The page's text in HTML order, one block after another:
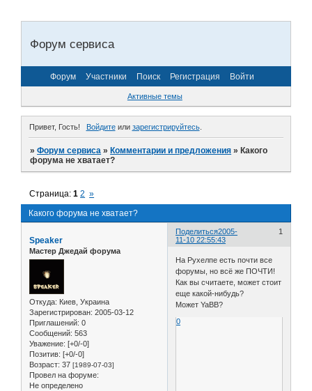
Форум сервиса
Форум Участники Поиск Регистрация Войти
Активные темы
Привет, Гость! Войдитеили зарегистрируйтесь.
»Форум сервиса »Комментарии и предложения »Какого
форума не хватает?
Какого форума не хватает?
Страница:1 2 »
Поделиться 1
2005-
11-10 22:55:43
Speaker
Мастер Джедай форума
Откуда: Киев, Украина
Зарегистрирован: 2005-03-12
Приглашений: 0
Сообщений: 563
Уважение: [+0/-0]
Позитив: [+0/-0]
Возраст: 37 [1989-07-03]
Провел на форуме:
Не определено
На Рухелпе есть почти все
форумы, но всё же ПОЧТИ!
Как вы считаете, может стоит
еще какой-нибудь?
Может YaBB?
0